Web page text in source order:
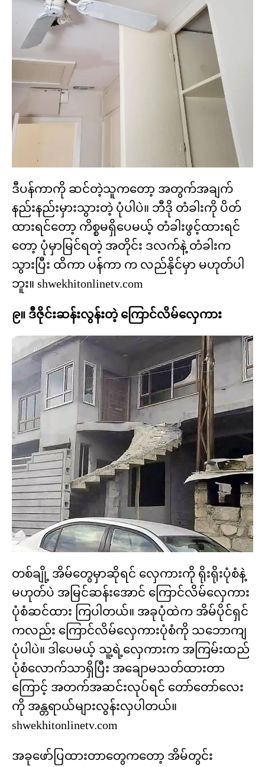
ဒီပန်ကာကို ဆင်တဲ့သူကတော့ အတွက်အချက်
နည်းနည်းမှားသွားတဲ့ ပုံပါပဲ။ ဘီဒို တံခါးကို ပိတ်
ထားရင်တော့ ကိစ္စမရှိပေမယ့် တံခါးဖွင့်ထားရင်
တော့ ပုံမှာမြင်ရတဲ့ အတိုင်း ဒလက်နဲ့ တံခါးက
သွားပြီး ထိကာ ပန်ကာ က လည်နိုင်မှာ မဟုတ်ပါ
ဘူး။ shwekhitonlinetv.com
၉။ ဒီဇိုင်းဆန်းလွန်းတဲ့ ကြောင်လိမ်လှေကား
တစ်ချို့ အိမ်တွေမှာဆိုရင် လှေကားကို ရိုးရိုးပုံစံနဲ့
မဟုတ်ပဲ အမြင်ဆန်းအောင် ကြောင်လိမ်လှေကား
ပုံစံဆင်ထား ကြပါတယ်။ အခုပုံထဲက အိမ်ပိုင်ရှင်
ကလည်း ကြောင်လိမ်လှေကားပုံစံကို သဘောကျ
ပုံပါပဲ။ ဒါပေမယ့် သူ့ရဲ့လှေကားက အကြမ်းထည်
ပုံစံလောက်သာရှိပြီး အချောမသတ်ထားတာ
ကြောင့် အတက်အဆင်းလုပ်ရင် တော်တော်လေး
ကို အန္တရာယ်များလွန်းလှပါတယ်။
shwekhitonlinetv.com
အခုဖော်ပြထားတာတွေကတော့ အိမ်တွင်း